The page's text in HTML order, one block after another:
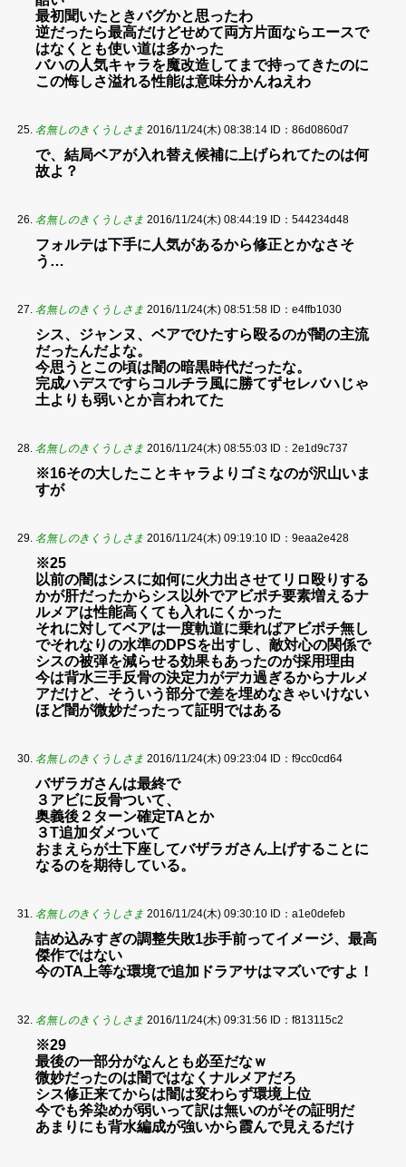
最初聞いたときバグかと思ったわ
逆だったら最高だけどせめて両方片面ならエースで
はなくとも使い道は多かった
バハの人気キャラを魔改造してまで持ってきたのに
この悔しさ溢れる性能は意味分かんねえわ
名無しのきくうしさま 2016/11/24(木) 08:38:14 ID：86d0860d7
で、結局ベアが入れ替え候補に上げられてたのは何
故よ？
名無しのきくうしさま 2016/11/24(木) 08:44:19 ID：544234d48
フォルテは下手に人気があるから修正とかなさそ
う…
名無しのきくうしさま 2016/11/24(木) 08:51:58 ID：e4ffb1030
シス、ジャンヌ、ベアでひたすら殴るのが闇の主流
だったんだよな。
今思うとこの頃は闇の暗黒時代だったな。
完成ハデスですらコルチラ風に勝てずセレバハじゃ
土よりも弱いとか言われてた
名無しのきくうしさま 2016/11/24(木) 08:55:03 ID：2e1d9c737
※16その大したことキャラよりゴミなのが沢山いま
すが
名無しのきくうしさま 2016/11/24(木) 09:19:10 ID：9eaa2e428
※25
以前の闇はシスに如何に火力出させてリロ殴りする
かが肝だったからシス以外でアビポチ要素増えるナ
ルメアは性能高くても入れにくかった
それに対してベアは一度軌道に乗ればアビポチ無し
でそれなりの水準のDPSを出すし、敵対心の関係で
シスの被弾を減らせる効果もあったのが採用理由
今は背水三手反骨の決定力がデカ過ぎるからナルメ
アだけど、そういう部分で差を埋めなきゃいけない
ほど闇が微妙だったって証明ではある
名無しのきくうしさま 2016/11/24(木) 09:23:04 ID：f9cc0cd64
バザラガさんは最終で
３アビに反骨ついて、
奥義後２ターン確定TAとか
３T追加ダメついて
おまえらが土下座してバザラガさん上げすることに
なるのを期待している。
名無しのきくうしさま 2016/11/24(木) 09:30:10 ID：a1e0defeb
詰め込みすぎの調整失敗1歩手前ってイメージ、最高
傑作ではない
今のTA上等な環境で追加ドラアサはマズいですよ！
名無しのきくうしさま 2016/11/24(木) 09:31:56 ID：f813115c2
※29
最後の一部分がなんとも必至だなｗ
微妙だったのは闇ではなくナルメアだろ
シス修正来てからは闇は変わらず環境上位
今でも斧染めが弱いって訳は無いのがその証明だ
あまりにも背水編成が強いから霞んで見えるだけ